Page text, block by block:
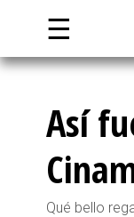
☰
Así
Qué bello